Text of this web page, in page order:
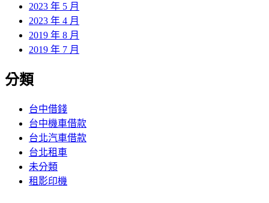
2023 年 5 月
2023 年 4 月
2019 年 8 月
2019 年 7 月
分類
台中借錢
台中機車借款
台北汽車借款
台北租車
未分類
租影印機